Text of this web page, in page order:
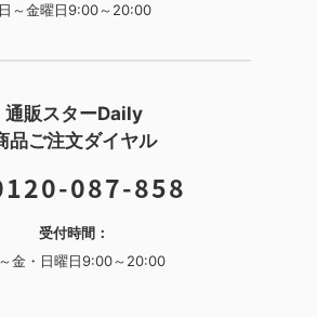
日～金曜日9:00～20:00
通販スターDaily
品ご注文ダイヤル
087-858
受付時間：
金・日曜日9:00～20:00